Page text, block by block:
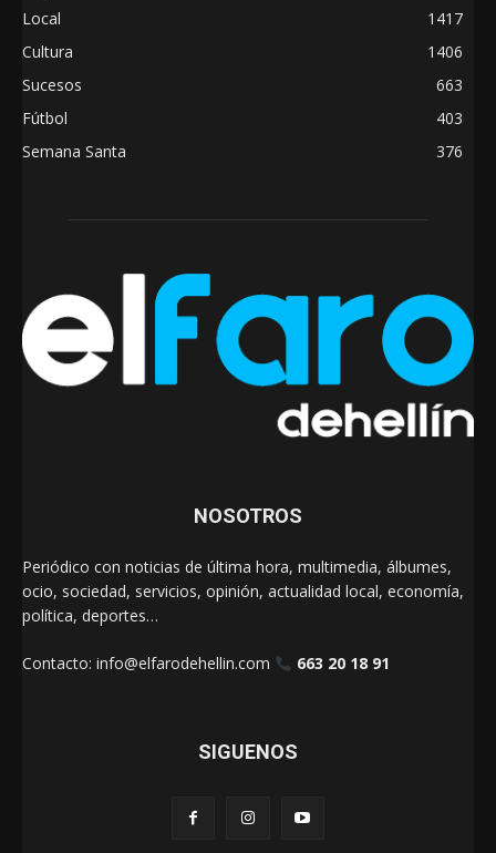
Local
1417
Cultura
1406
Sucesos
663
Fútbol
403
Semana Santa
376
NOSOTROS
Periódico con noticias de última hora, multimedia, álbumes,
ocio, sociedad, servicios, opinión, actualidad local, economía,
política, deportes…
Contacto: info@elfarodehellin.com 663 20 18 91
SIGUENOS